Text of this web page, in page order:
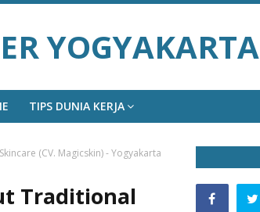
YOGYAKARTA
TIPS DUNIA KERJA
(CV. Magicskin) - Yogyakarta
Traditional